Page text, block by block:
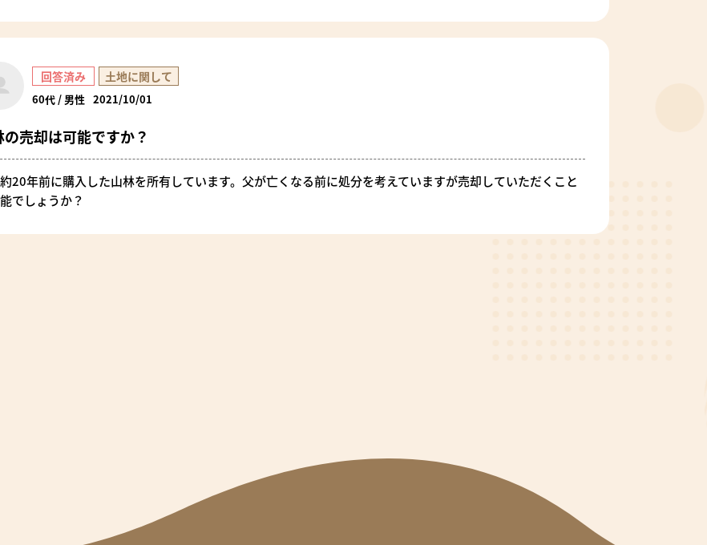
回答済み 土地に関して
60代 / 男性 2021/10/01
の売却は可能ですか？
20年前に購入した山林を所有しています。父が亡くなる前に処分を考えていますが売却していただくこと
でしょうか？